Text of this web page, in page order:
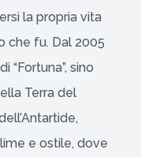
la propria vita
che fu. Dal 2005
“Fortuna”, sino
Terra del
e ostile, dove